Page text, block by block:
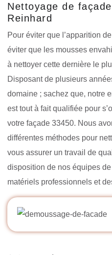
Nettoyage de
Reinhard
Pour éviter que l’apparition
éviter que les mousses
à nettoyer cette dernière le
Disposant de plusieurs
domaine ; sachez que, notre
est tout à fait qualifiée pour
votre façade 33450. Nous
différentes méthodes pour
vous assurer un travail de
disposition de nos équipes
matériels professionnels et